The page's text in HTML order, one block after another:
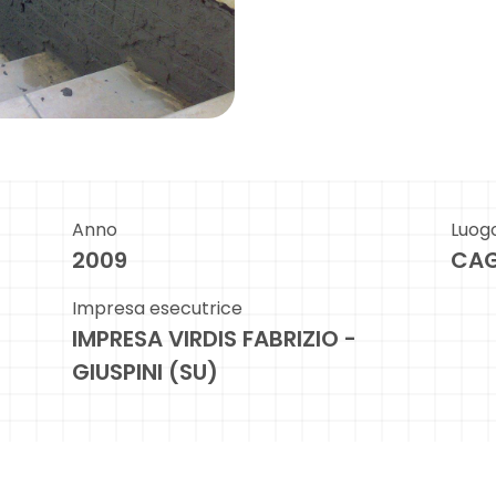
Anno
2009
Impresa esecutrice
IMPRESA VIRDIS FABRIZIO -
GIUSPINI (SU)